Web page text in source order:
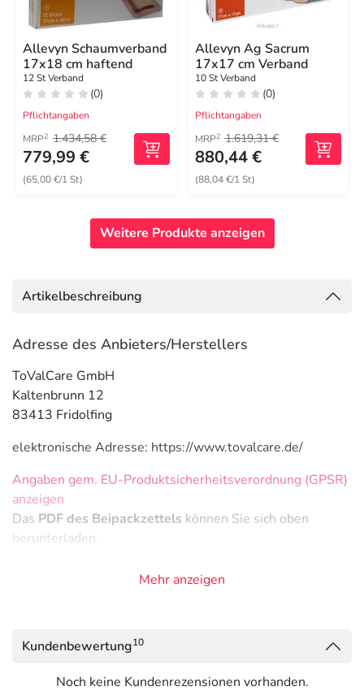
Allevyn Schaumverband
17x18 cm haftend
12 St Verband
(0)
Pflichtangaben
MRP2 1.434,58 €
779,99 €
(65,00 €/1 St)
Allevyn Ag Sacrum
17x17 cm Verband
10 St Verband
(0)
Pflichtangaben
MRP2 1.619,31 €
880,44 €
(88,04 €/1 St)
Weitere Produkte anzeigen
Artikelbeschreibung
Adresse des Anbieters/Herstellers
ToValCare GmbH
Kaltenbrunn 12
83413 Fridolfing
elektronische Adresse: https://www.tovalcare.de/
Angaben gem. EU-Produktsicherheitsverordnung (GPSR)
anzeigen
Das PDF des Beipackzettels können Sie sich oben
herunterladen.
Mehr anzeigen
Kundenbewertung10
Noch keine Kundenrezensionen vorhanden.